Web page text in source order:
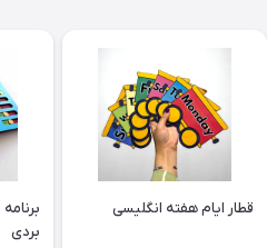
قطار ایام هفته انگلیسی
بردی